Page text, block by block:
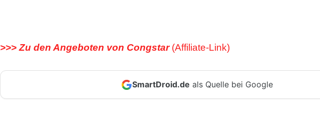
>>> Zu den Angeboten von Congstar
SmartDroid.de als Quelle bei Google